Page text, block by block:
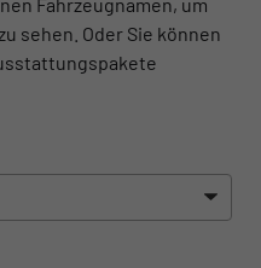
sehen. Oder Sie können